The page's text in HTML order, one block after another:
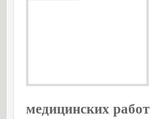
медицинских